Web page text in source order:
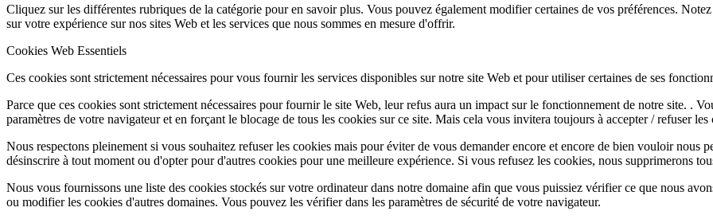
Cliquez sur les différentes rubriques de la catégorie pour en savoir plus. Vous pouvez également modifier certaines de vos préférences.
sur votre expérience sur nos sites Web et les services que nous sommes en mesure d'offrir.
Cookies Web Essentiels
Ces cookies sont strictement nécessaires pour vous fournir les services disponibles sur notre site Web et pour utiliser certaines de ses
Parce que ces cookies sont strictement nécessaires pour fournir le site Web, leur refus aura un impact sur le fonctionnement de notre site. .
paramètres de votre navigateur et en forçant le blocage de tous les cookies sur ce site. Mais cela vous invitera toujours à accepter / refuser
Nous respectons pleinement si vous souhaitez refuser les cookies mais pour éviter de vous demander encore et encore de bien vouloir nous
désinscrire à tout moment ou d'opter pour d'autres cookies pour une meilleure expérience. Si vous refusez les cookies, nous supprimerons
Nous vous fournissons une liste des cookies stockés sur votre ordinateur dans notre domaine afin que vous puissiez vérifier ce que nous
ou modifier les cookies d'autres domaines. Vous pouvez les vérifier dans les paramètres de sécurité de votre navigateur.